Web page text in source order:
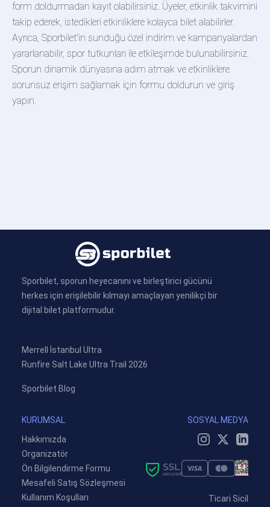
form doldurmadan kayıt olabilirsiniz. Üyeler, etkinlik takvimini
takip ederek, istedikleri etkinliklere kolayca bilet alabilirler.
Ayrıca, Sporbilet'in sunduğu özel indirim ve kampanyalardan
yararlanabilir, spor tutkunları ile etkileşimde bulunabilirsiniz.
Sporun dinamik dünyasına adım atmak ve etkinliklere
sorunsuz erişim sağlamak için formu doldurun ve giriş
yapın.
Sporbilet, sporun heyecanını ve birleştirici gücünü
herkes için erişilebilir kılmayı amaçlayan yenilikçi bir
dijital bilet platformudur.
Merrell İstanbul Ultra
Runfire Salt Lake Ultra Trail 2026
Sporbilet Blog
KURUMSAL
Hakkımızda
Organizatör
Ön Bilgilendirme Formu
Mesafeli Satış Sözleşmesi
Kullanım Koşulları
SOSYAL MEDYA
Ticari Sicil